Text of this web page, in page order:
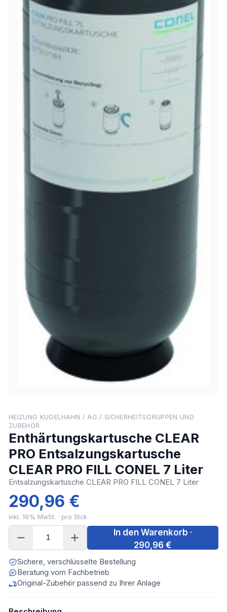
HEIZUNG KUGELHAHN / AG / SICHERHEITSGRUPPEN UND
ZUBEHÖR
Enthärtungskartusche CLEAR
PRO Entsalzungskartusche
CLEAR PRO FILL CONEL 7 Liter
Entsalzungskartusche CLEAR PRO FILL CONEL 7 Liter
290,96 €
inkl. 19 % MwSt. · pro Stck
In den Warenkorb ·
290,96 €
Sichere, verschlüsselte Bestellung
Beratung vom Fachbetrieb
Original-Zubehör passend zu Ihrer Anlage